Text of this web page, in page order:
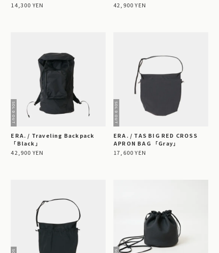
14,300 YEN
42,900 YEN
ERA. / Traveling Backpack
「Black」
42,900 YEN
ERA. / TAS BIG RED CROSS
APRON BAG 「Gray」
17,600 YEN